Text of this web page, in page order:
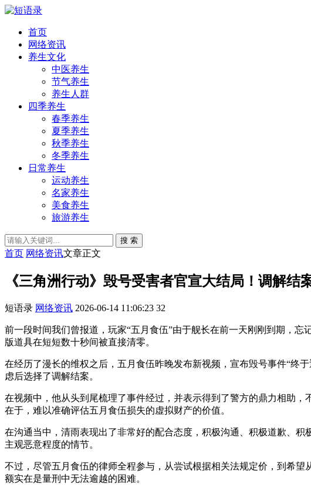
首页
网络资讯
养生文化
中医养生
节气养生
养生人群
四季养生
春季养生
夏季养生
秋季养生
冬季养生
日常养生
运动养生
名家养生
美食养生
旅游养生
搜 索
首页 网络资讯文章正文
《三角洲行动》毁号受害者官宣大结局！调解结
短语录 网络资讯 2026-06-14 11:06:23 32
前一段时间我们曾报道，玩家“五月食伍”由于舰长在前一天刚刚到期，
版道具在短短数十秒间被直接清零。
在经历了漫长的维权之后，五月食伍昨晚发布新视频，宣布毁号事件“终
虑后选择了调解结案。
在视频中，他从头到尾梳理了事件经过，并表示得到了警方的鼎力相助
在于，难以准确评估五月食伍损失的虚拟财产的价值。
在沟通当中，清雨表现出了非常好的配合态度，积极沟通、积极道歉、
主观恶意程度的情节。
不过，尽管五月食伍的律师全程参与，从尝试根据相关法规定价，到希
额实在是量刑中无法逾越的困难。